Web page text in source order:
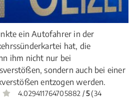
ein Autofahrer in der
hat, die
ihm nicht nur bei
sondern auch bei einer
entzogen werden.
4.029411764705882 /5(34